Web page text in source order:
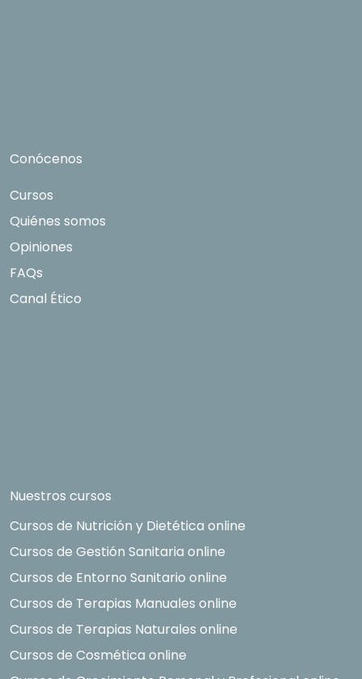
Conócenos
Cursos
Quiénes somos
Opiniones
FAQs
Canal Ético
Nuestros cursos
Cursos de Nutrición y Dietética online
Cursos de Gestión Sanitaria online
Cursos de Entorno Sanitario online
Cursos de Terapias Manuales online
Cursos de Terapias Naturales online
Cursos de Cosmética online